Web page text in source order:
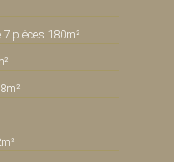
pièces 180m²